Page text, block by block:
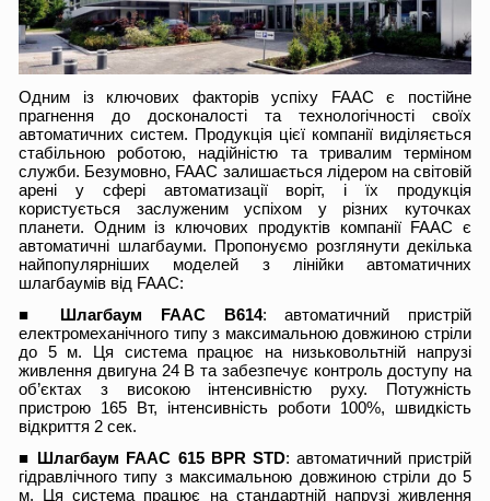
Одним із ключових факторів успіху FAAC є постійне
прагнення до досконалості та технологічності своїх
автоматичних систем. Продукція цієї компанії виділяється
стабільною роботою, надійністю та тривалим терміном
служби. Безумовно, FAAC залишається лідером на світовій
арені у сфері автоматизації воріт, і їх продукція
користується заслуженим успіхом у різних куточках
планети. Одним із ключових продуктів компанії FAAC є
автоматичні шлагбауми. Пропонуємо розглянути декілька
найпопулярніших моделей з лінійки автоматичних
шлагбаумів від FAAC:
■ Шлагбаум FAAC В614: автоматичний пристрій
електромеханічного типу з максимальною довжиною стріли
до 5 м. Ця система працює на низьковольтній напрузі
живлення двигуна 24 В та забезпечує контроль доступу на
об’єктах з високою інтенсивністю руху. Потужність
пристрою 165 Вт, інтенсивність роботи 100%, швидкість
відкриття 2 сек.
■ Шлагбаум FAAC 615 BPR STD: автоматичний пристрій
гідравлічного типу з максимальною довжиною стріли до 5
м. Ця система працює на стандартній напрузі живлення